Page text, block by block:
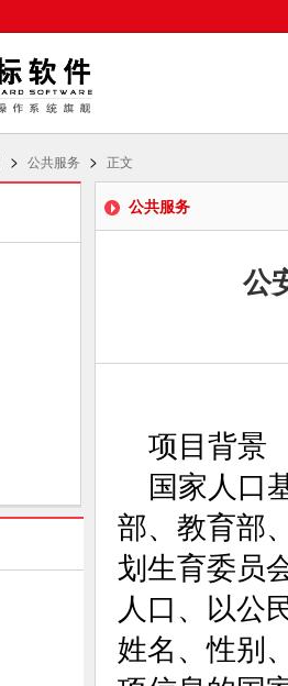
> 公共服务 > 正文
公共服务
公
项目背景
国家人口
部、教育部
划生育委员
人口、以公
姓名、性别